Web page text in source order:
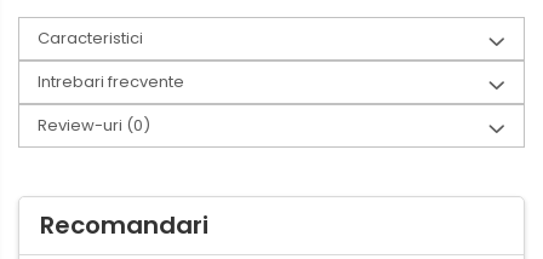
Tipografie si stampile
Formulare tipizate
Caiete si blocnotesuri
personalizate
Stampile, tusiere si tus
Protectia muncii si Imbracaminte
Imbracaminte
Caracteristici
Intrebari frecvente
Review-uri (0)
Recomandari